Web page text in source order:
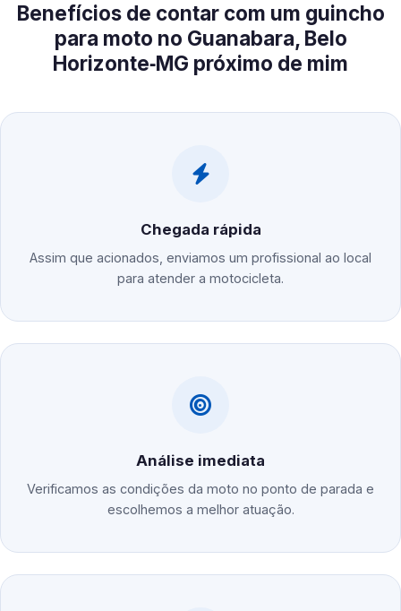
Benefícios de contar com um guincho
para moto no Guanabara, Belo
Horizonte‑MG próximo de mim
Chegada rápida
Assim que acionados, enviamos um profissional ao local
para atender a motocicleta.
Análise imediata
Verificamos as condições da moto no ponto de parada e
escolhemos a melhor atuação.